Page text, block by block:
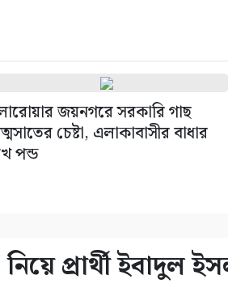
জয়নগরে সরকারি গাছ
চেষ্টা, এলাকাবাসীর বাধার
পন্ড
প্রার্থী ইবাদুল